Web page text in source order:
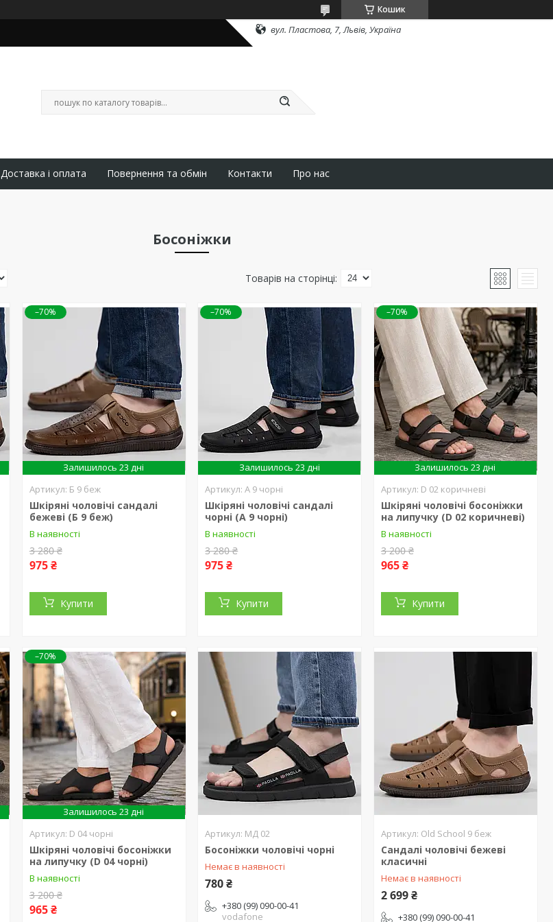
Кошик
вул. Пластова, 7, Львів, Україна
Доставка і оплата Повернення та обмін Контакти Про нас
Босоніжки
–70%
Залишилось 23 дні
Б 9 беж
Шкіряні чоловічі сандалі
бежеві (Б 9 беж)
В наявності
3 280 ₴
975 ₴
Купити
–70%
Залишилось 23 дні
А 9 чорні
Шкіряні чоловічі сандалі
чорні (А 9 чорні)
В наявності
3 280 ₴
975 ₴
Купити
–70%
Залишилось 23 дні
D 02 коричневі
Шкіряні чоловічі босоніжки
на липучку (D 02 коричневі)
В наявності
3 200 ₴
965 ₴
Купити
–70%
Залишилось 23 дні
D 04 чорні
Шкіряні чоловічі босоніжки
на липучку (D 04 чорні)
В наявності
3 200 ₴
965 ₴
МД 02
Босоніжки чоловічі чорні
Немає в наявності
780 ₴
+380 (99) 090-00-41
vodafone
Old School 9 беж
Сандалі чоловічі бежеві
класичні
Немає в наявності
2 699 ₴
+380 (99) 090-00-41